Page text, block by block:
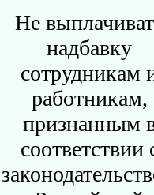
Не
надбавку
сотрудникам
работникам,
признанным
соответствии